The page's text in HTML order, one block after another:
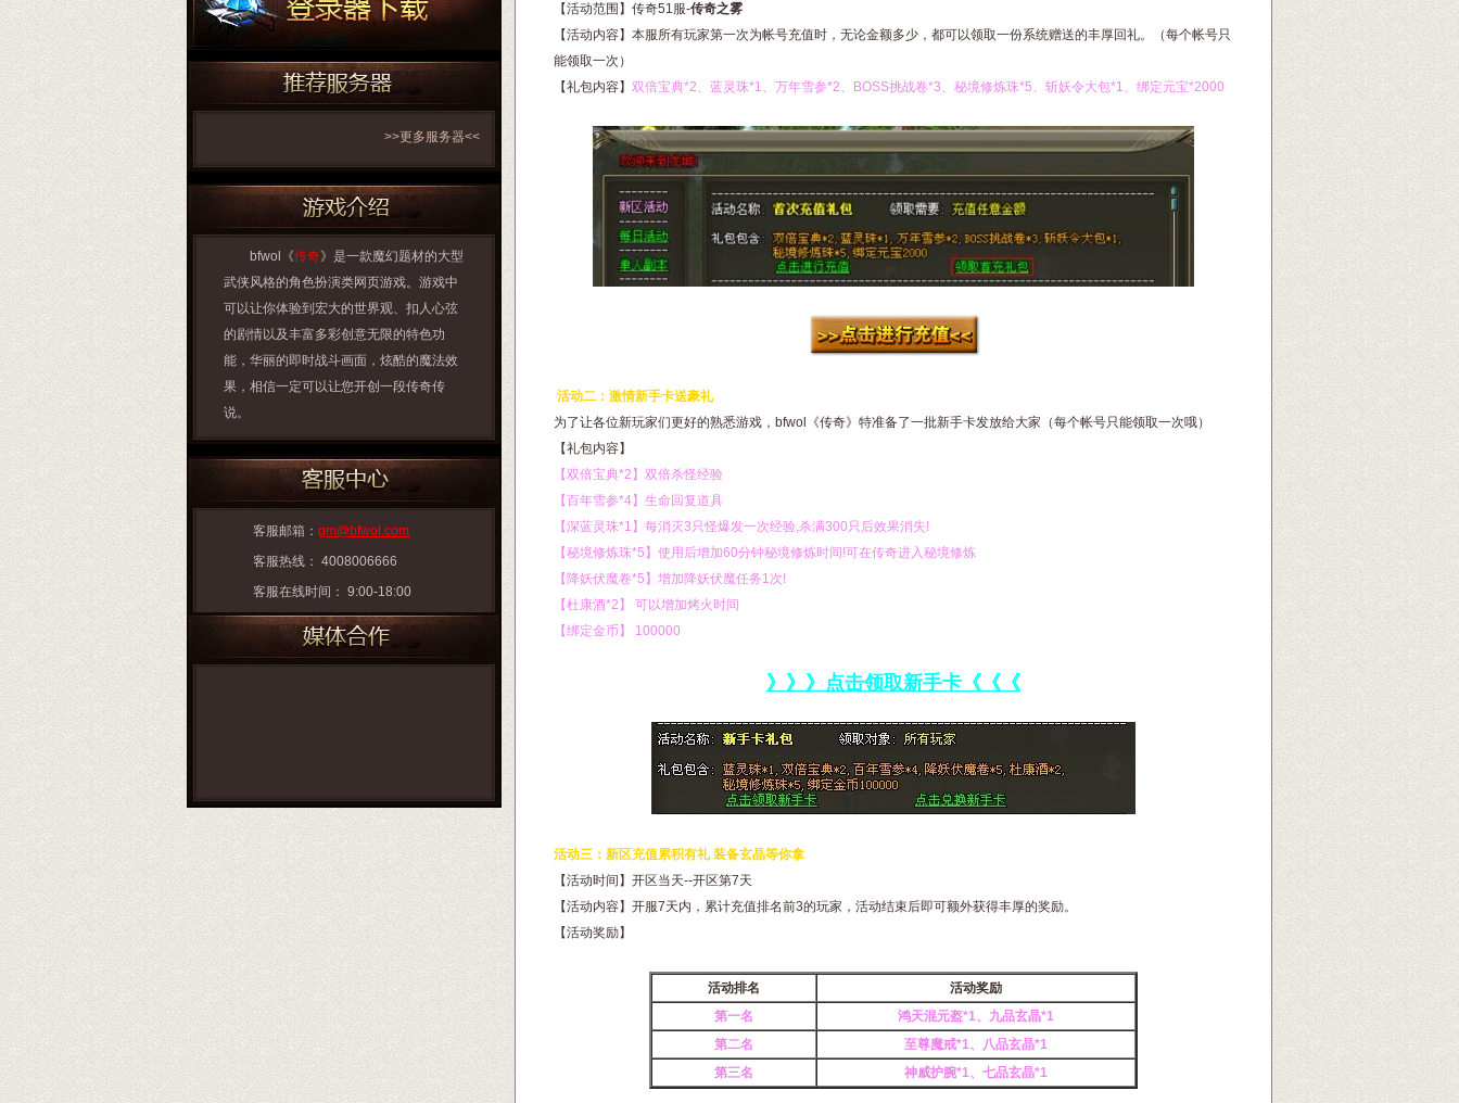
【活动范围】传奇51服-传奇之雾
【活动内容】本服所有玩家第一次为帐号充值时，无论金额多少，都可以领取一份系统赠送的丰厚回礼。（每个帐号只
能领取一次）
【礼包内容】 双倍宝典*2、蓝灵珠*1、万年雪参*2、BOSS挑战卷*3、秘境修炼珠*5、斩妖令大包*1、绑定元宝*2000
活动二：激情新手卡送豪礼
为了让各位新玩家们更好的熟悉游戏，bfwol《传奇》特准备了一批新手卡发放给大家（每个帐号只能领取一次哦）
【礼包内容】
【双倍宝典*2】双倍杀怪经验
【百年雪参*4】生命回复道具
【深蓝灵珠*1】每消灭3只怪爆发一次经验,杀满300只后效果消失!
【秘境修炼珠*5】使用后增加60分钟秘境修炼时间!可在传奇进入秘境修炼
【降妖伏魔卷*5】增加降妖伏魔任务1次!
【杜康酒*2】 可以增加烤火时间
【绑定金币】 100000
》》》点击领取新手卡《《《
活动三：新区充值累积有礼 装备玄晶等你拿
【活动时间】开区当天--开区第7天
【活动内容】开服7天内，累计充值排名前3的玩家，活动结束后即可额外获得丰厚的奖励。
【活动奖励】
活动排名
活动奖励
第一名
鸿天混元盔*1、九品玄晶*1
第二名
至尊魔戒*1、八品玄晶*1
第三名
神威护腕*1、七品玄晶*1
>>更多服务器<<
bfwol《传奇》是一款魔幻题材的大型
武侠风格的角色扮演类网页游戏。游戏中
可以让你体验到宏大的世界观、扣人心弦
的剧情以及丰富多彩创意无限的特色功
能，华丽的即时战斗画面，炫酷的魔法效
果，相信一定可以让您开创一段传奇传
说。
客服邮箱： gm@bfwol.com
客服热线： 4008006666
客服在线时间： 9:00-18:00